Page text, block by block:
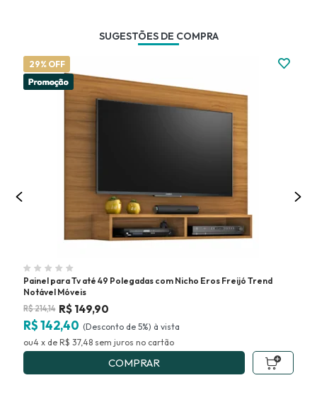
SUGESTÕES DE COMPRA
29% OFF
Painel para Tv até 49 Polegadas com Nicho Eros Freijó Trend
Notável Móveis
R$214,14 R$ 149,90
R$ 142,40 (Desconto de 5%)
4 x de R$ 37,48 sem juros no
COMPRAR